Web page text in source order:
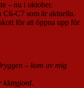
– nu i oktober.
C7 som är aktuella.
för att öppna upp för
– kom av mig
klargjord.